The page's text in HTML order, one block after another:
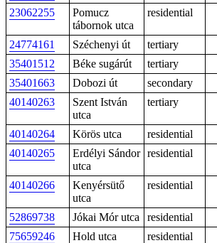
23062255
Pomucz
tábornok utca
residential
24774161 Széchenyi út tertiary
35401512
Béke sugárút tertiary
35401663
Dobozi út secondary
40140263
Szent István
utca
tertiary
40140264 Körös utca residential
40140265
Erdélyi Sándor
utca
residential
40140266
Kenyérsütő
utca
residential
52869738 Jókai Mór utca residential
75659246
Hold utca
residential